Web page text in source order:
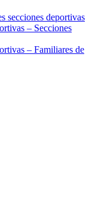
secciones deportivas
– Secciones
– Familiares de